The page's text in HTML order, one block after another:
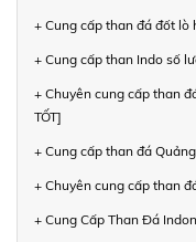
+ Cung cấp than đá đốt lò
+ Cung cấp than Indo số
+ Chuyên cung cấp than
TỐT]
+ Cung cấp than đá
+ Chuyên cung cấp than
+ Cung Cấp Than Đá